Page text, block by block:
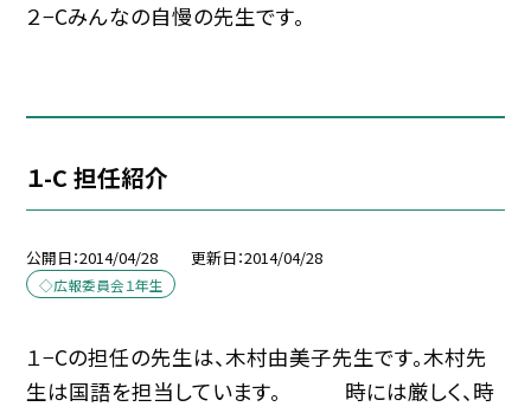
２−Cみんなの自慢の先生です。
１-C 担任紹介
公開日 2014/04/28 更新日 2014/04/28
◇広報委員会１年生
１−Cの担任の先生は、木村由美子先生です。木村先
生は国語を担当しています。 時には厳しく、時